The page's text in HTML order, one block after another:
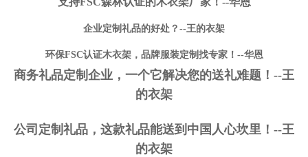
企业定制礼品的好处？--王的衣架
环保FSC认证木衣架，品牌服装定制找专家！--华恩
商务礼品定制企业，一个它解决您的送礼难题！--王
的衣架
公司定制礼品，这款礼品能送到中国人心坎里！--王
的衣架